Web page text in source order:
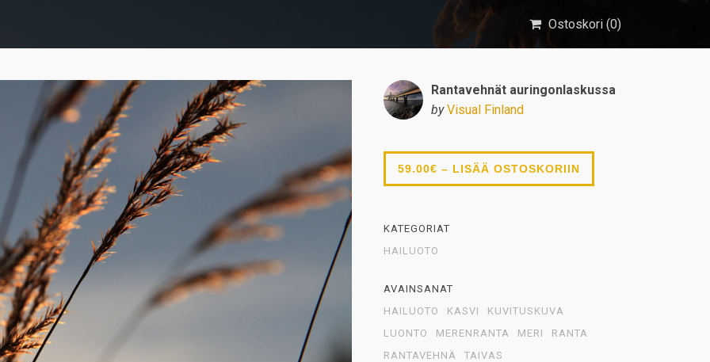
Ostoskori (0)
Rantavehnät auringonlaskussa
by Visual Finland
59.00€ – LISÄÄ OSTOSKORIIN
KATEGORIAT
HAILUOTO
AVAINSANAT
HAILUOTO
KASVI
KUVITUSKUVA
LUONTO
MERENRANTA MERI
RANTA
RANTAVEHNÄ
TAIVAS